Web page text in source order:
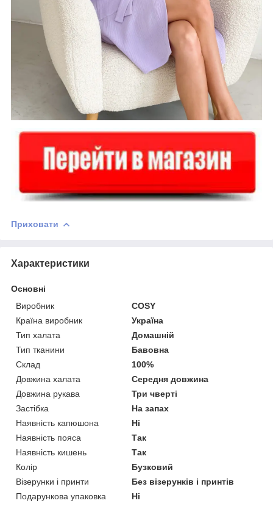
Приховати
Характеристики
Основні
Виробник
COSY
Країна виробник
Україна
Тип халата
Домашній
Тип тканини
Бавовна
Склад
100%
Довжина халата
Середня довжина
Довжина рукава
Три чверті
Застібка
На запах
Наявність капюшона
Ні
Наявність пояса
Так
Наявність кишень
Так
Колір
Бузковий
Візерунки і принти
Без візерунків і принтів
Подарункова упаковка
Ні